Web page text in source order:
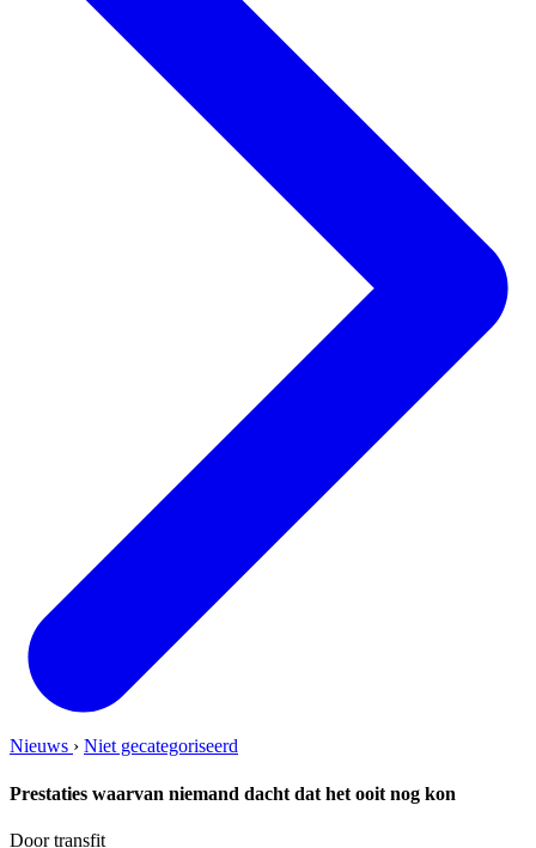
Nieuws › Niet gecategoriseerd
Prestaties waarvan niemand dacht dat het ooit nog kon
Door transfit